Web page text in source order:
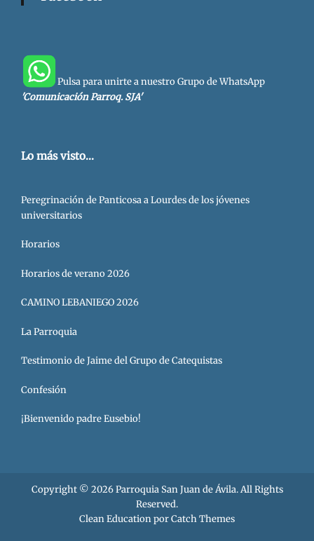
Pulsa para unirte a nuestro Grupo de WhatsApp
'Comunicación Parroq. SJA'
Lo más visto...
Peregrinación de Panticosa a Lourdes de los jóvenes
universitarios
Horarios
Horarios de verano 2026
CAMINO LEBANIEGO 2026
La Parroquia
Testimonio de Jaime del Grupo de Catequistas
Confesión
¡Bienvenido padre Eusebio!
Copyright © 2026Parroquia San Juan de Ávila. All Rights
Reserved.
Clean Education porCatch Themes